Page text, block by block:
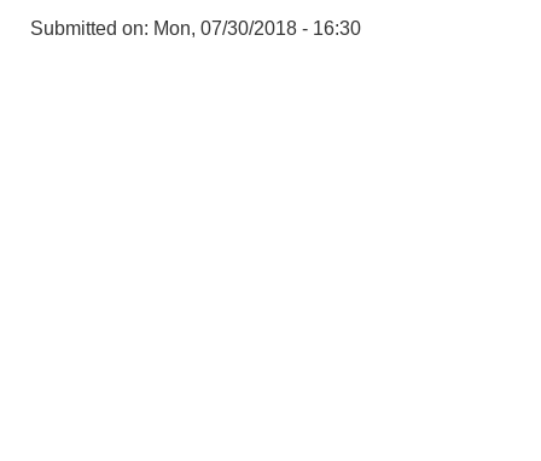
Submitted on: Mon, 07/30/2018 - 16:30